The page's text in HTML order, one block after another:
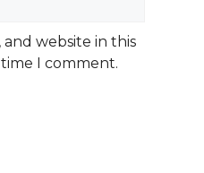
and website in this
I comment.